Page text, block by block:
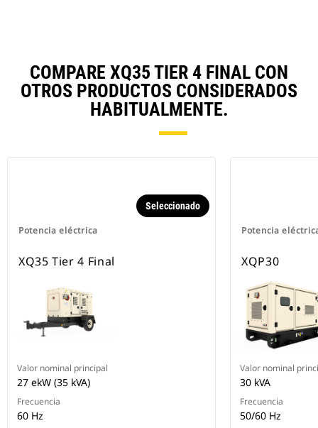
COMPARE XQ35 TIER 4 FINAL CON
OTROS PRODUCTOS CONSIDERADOS
HABITUALMENTE.
Potencia eléctrica
Seleccionado
XQ35 Tier 4 Final
Valor nominal principal
27 ekW (35 kVA)
Frecuencia
60 Hz
Potencia
XQP30
Valor nominal
30 kVA
Frecuencia
50/60 Hz